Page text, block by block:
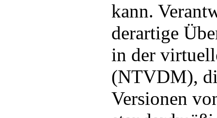
kann.
derartige
in der
(NTVDM),
Versionen